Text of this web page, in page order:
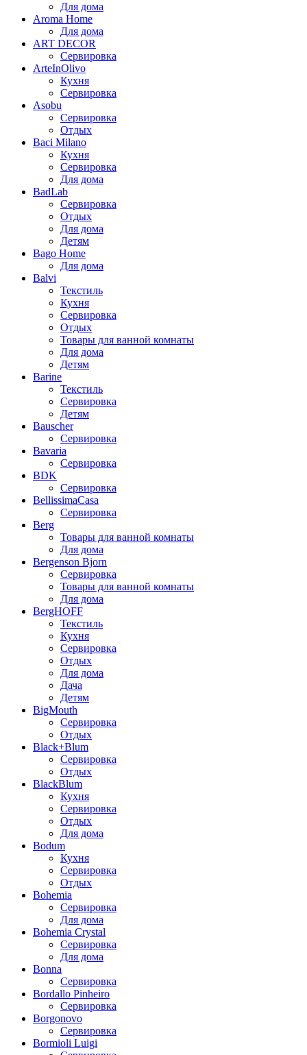
Для дома
Aroma Home
Для дома
ART DECOR
Сервировка
ArteInOlivo
Кухня
Сервировка
Asobu
Сервировка
Отдых
Baci Milano
Кухня
Сервировка
Для дома
BadLab
Сервировка
Отдых
Для дома
Детям
Bago Home
Для дома
Balvi
Текстиль
Кухня
Сервировка
Отдых
Товары для ванной комнаты
Для дома
Детям
Barine
Текстиль
Сервировка
Детям
Bauscher
Сервировка
Bavaria
Сервировка
BDK
Сервировка
BellissimaCasa
Сервировка
Berg
Товары для ванной комнаты
Для дома
Bergenson Bjorn
Сервировка
Товары для ванной комнаты
Для дома
BergHOFF
Текстиль
Кухня
Сервировка
Отдых
Для дома
Дача
Детям
BigMouth
Сервировка
Отдых
Black+Blum
Сервировка
Отдых
BlackBlum
Кухня
Сервировка
Отдых
Для дома
Bodum
Кухня
Сервировка
Отдых
Bohemia
Сервировка
Для дома
Bohemia Crystal
Сервировка
Для дома
Bonna
Сервировка
Bordallo Pinheiro
Сервировка
Borgonovo
Сервировка
Bormioli Luigi